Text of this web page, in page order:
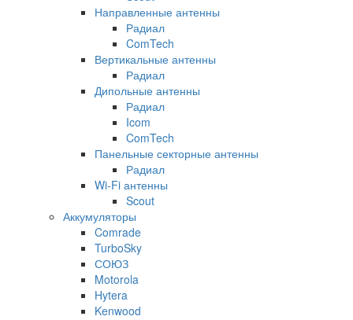
Направленные антенны
Радиал
ComTech
Вертикальные антенны
Радиал
Дипольные антенны
Радиал
Icom
ComTech
Панельные секторные антенны
Радиал
Wi-Fi антенны
Scout
Аккумуляторы
Comrade
TurboSky
СОЮЗ
Motorola
Hytera
Kenwood